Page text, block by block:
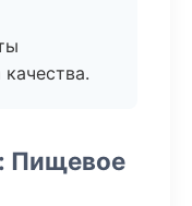
Пищевое